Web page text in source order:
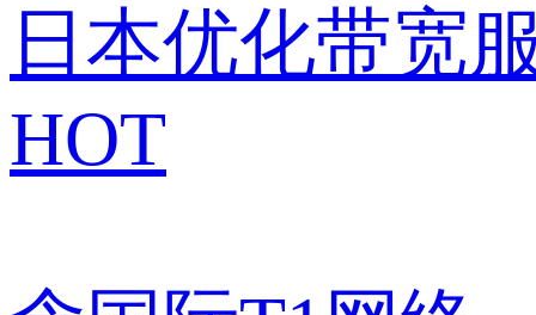
日本优化带宽
HOT